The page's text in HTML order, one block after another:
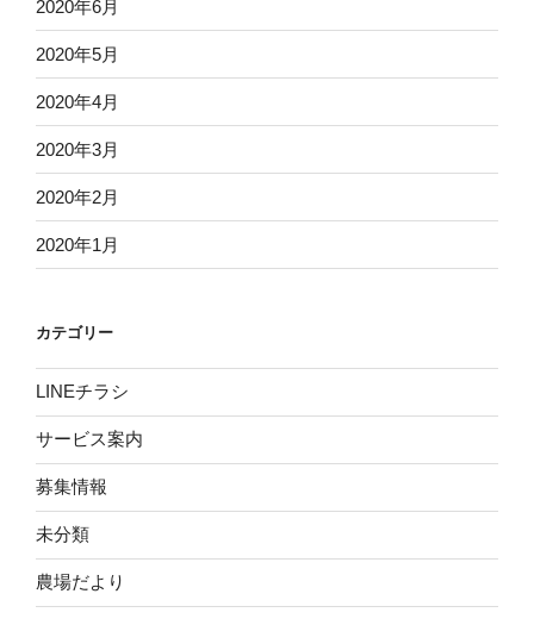
2020年6月
2020年5月
2020年4月
2020年3月
2020年2月
2020年1月
カテゴリー
LINEチラシ
サービス案内
募集情報
未分類
農場だより